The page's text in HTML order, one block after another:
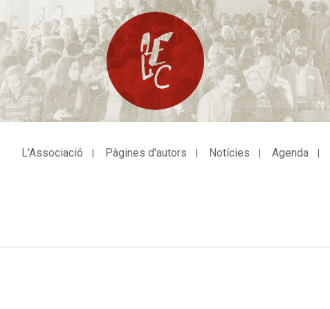
L'Associació Pàgines d'autors Notícies Agenda